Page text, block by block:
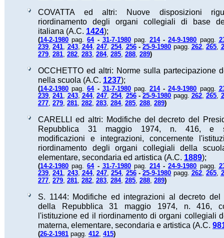
COVATTA ed altri: Nuove disposizioni
riordinamento degli organi collegiali di base
italiana (A.C. 1424);
(14-2-1980 pag.64- 31-7-1980pag.214-24-9-1980 pagg.
239,241, 243, 244,247,254, 256-25-9-1980 pagg. 262,265,
279, 281, 282, 283, 284, 285, 288, 289)
OCCHETTO ed altri: Norme sulla partecipazione
nella scuola (A.C. 1237);
(14-2-1980 pag.64- 31-7-1980pag.214-24-9-1980 pagg.
239,241, 243, 244,247,254, 256-25-9-1980 pagg. 262,265,
277, 279, 281, 282, 283, 284, 285, 288, 289)
CARELLI ed altri: Modifiche del decreto del
Repubblica 31 maggio 1974, n. 416, e
modificazioni e integrazioni, concernente
riordinamento degli organi collegiali della
elementare, secondaria ed artistica (A.C. 1889);
(14-2-1980 pag.64- 31-7-1980pag.214-24-9-1980 pagg.
239,241, 243, 244,247,254, 256-25-9-1980 pagg. 262,265,
277, 279, 281, 282, 283, 284, 285, 288, 289)
S. 1144: Modifiche ed integrazioni al decreto del
della Repubblica 31 maggio 1974, n. 416,
l'istituzione ed il riordinamento di organi collegiali
materna, elementare, secondaria e artistica (A.C.
(26-2-1981 pagg. 412, 415)